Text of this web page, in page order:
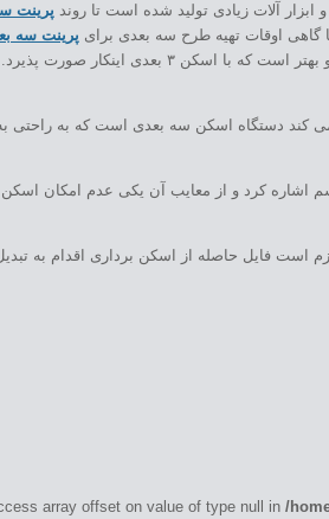
ابزار آلات زیادی تولید شده است تا روند پرینت
گاهی اوقات تهیه طرح سه بعدی برای پرینت سه
سه بعدی تولید شده است که کار
کند دستگاه اسکن سه بعدی است که به راحتی
اشاره کرد و از معایب آن یکی عدم امکان
است فایل حاصله از اسکن برداری اقدام به
array offset on value of type null in /